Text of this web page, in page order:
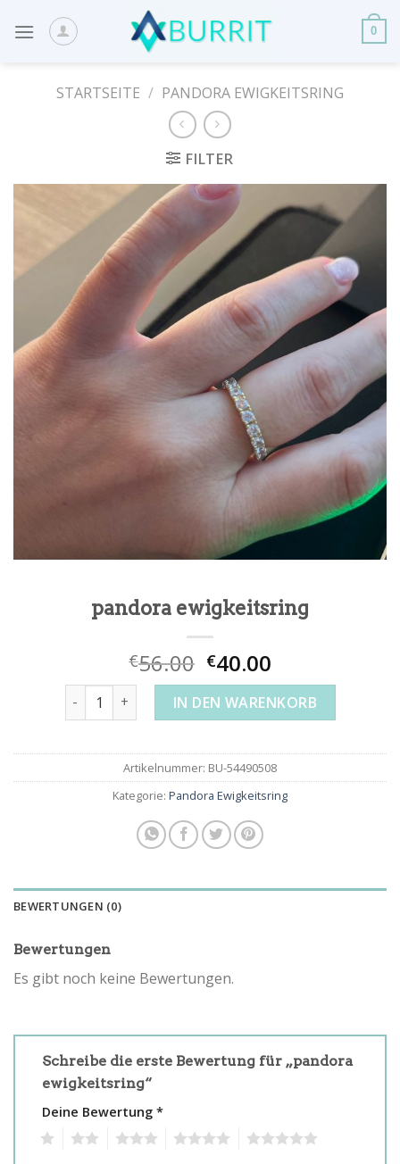
0
STARTSEITE / PANDORA EWIGKEITSRING
FILTER
pandora ewigkeitsring
€56.00 €40.00
pandora ewigkeitsring Menge
IN DEN WARENKORB
Artikelnummer: BU-54490508
Kategorie: Pandora Ewigkeitsring
BEWERTUNGEN (0)
Bewertungen
Es gibt noch keine Bewertungen.
Schreibe die erste Bewertung für „pandora
ewigkeitsring“
Deine Bewertung *